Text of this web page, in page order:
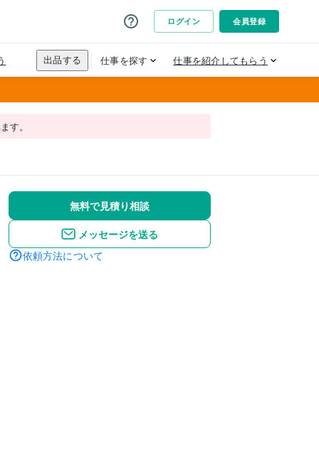
す。
無料で見積り相談
メッセージを送る
依頼方法について